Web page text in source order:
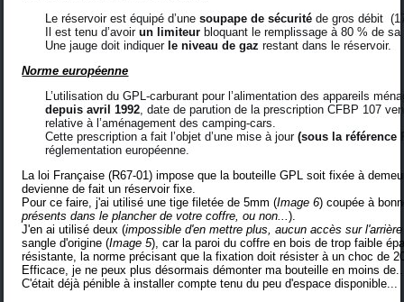
Le réservoir est équipé d’unesoupape de sécurité de gros débit
Il est tenu d’avoirun limiteur bloquant le remplissage à 80 % de
Une jauge doit indiquer le niveau de gaz restant dans le réservoir.
Norme européenne
L’utilisation du GPL-carburant pour l’alimentation des appareils
depuis avril 1992 , date de parution de la prescription CFBP 107
relative à l’aménagement des camping-cars.
Cette prescription a fait l’objet d’une mise à jour(sous la référence
réglementation européenne.
La loi Française (R67-01) impose que la bouteille GPL soit fixée à
devienne de fait un réservoir fixe.
Pour ce faire, j'ai utilisé une tige filetée de 5mm (Image 6) coupée à
présents dans le plancher de votre coffre, ou non...).
J'en ai utilisé deux (impossible d'en mettre plus, aucun accès sur
sangle d'origine (Image 5), car la paroi du coffre en bois de trop faible
résistante, la norme précisant que la fixation doit résister à un choc de
Efficace, je ne peux plus désormais démonter ma bouteille en moins
C'était déjà pénible à installer compte tenu du peu d'espace disponible...